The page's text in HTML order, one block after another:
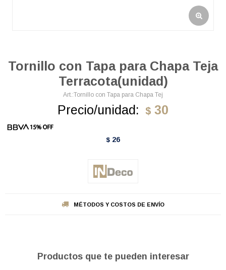
Tornillo con Tapa para Chapa Teja
Terracota(unidad)
Tornillo con Tapa para Chapa Tej
Precio/unidad: $ 30
$ 26
MÉTODOS Y COSTOS DE ENVÍO
Productos que te pueden interesar